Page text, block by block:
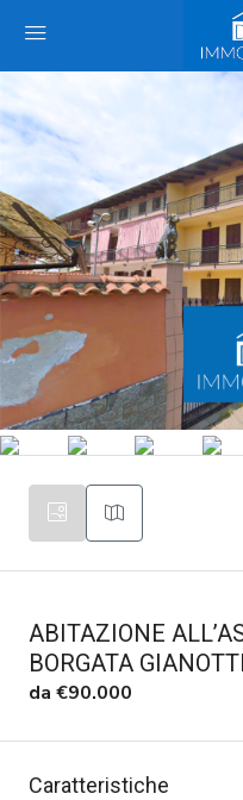
ABITAZIONE
BORGATA
da €90.000
Caratteristiche